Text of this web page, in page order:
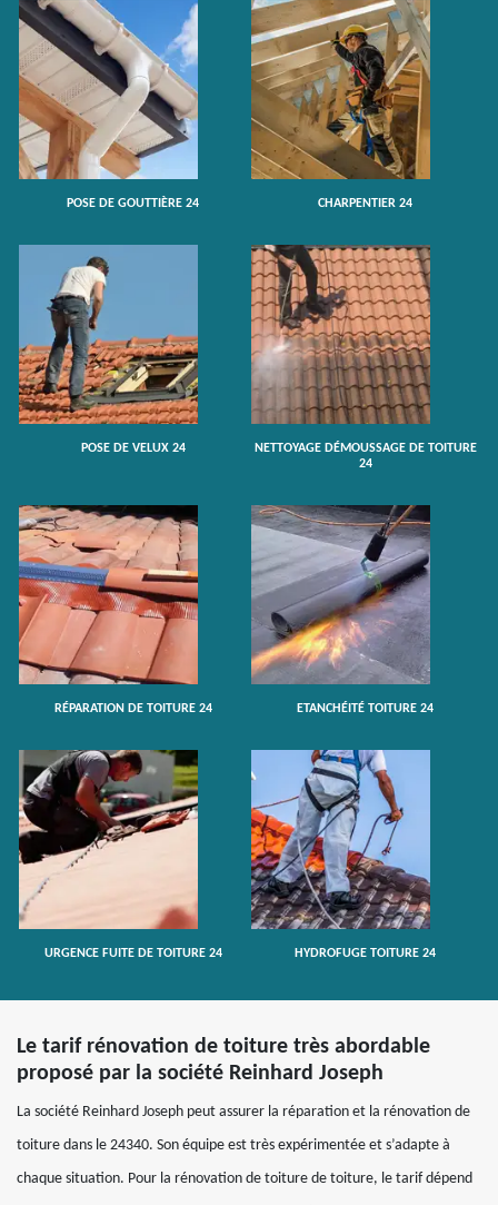
POSE DE GOUTTIÈRE 24 CHARPENTIER 24
POSE DE VELUX 24
NETTOYAGE DÉMOUSSAGE DE TOITURE
24
RÉPARATION DE TOITURE 24 ETANCHÉITÉ TOITURE 24
URGENCE FUITE DE TOITURE 24 HYDROFUGE TOITURE 24
Le tarif rénovation de toiture très abordable
proposé par la société Reinhard Joseph
La société Reinhard Joseph peut assurer la réparation et la rénovation de
toiture dans le 24340. Son équipe est très expérimentée et s’adapte à
chaque situation. Pour la rénovation de toiture de toiture, le tarif dépend